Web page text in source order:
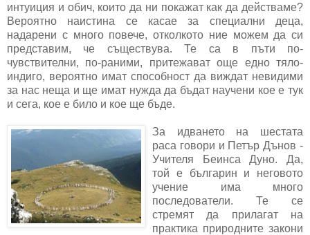
интуиция и обич, които да ни покажат как да действаме?
Вероятно наистина се касае за специални деца,
надарени с много повече, отколкото ние можем да си
представим, че съществува. Те са в пъти по-
чувствителни, по-раними, притежават още едно тяло-
индиго, вероятно имат способност да виждат невидими
за нас неща и ще имат нужда да бъдат научени кое е тук
и сега, кое е било и кое ще бъде.
За идването на шестата
раса говори и Петър Дънов -
Учителя Беинса Дуно. Да,
той е българин и неговото
учение има много
последователи. Те се
стремят да прилагат на
практика природните закони